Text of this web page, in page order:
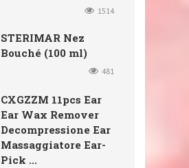
1514
STERIMAR Nez
Bouché (100 ml)
481
CXGZZM 11pcs Ear
Ear Wax Remover
Decompressione Ear
Massaggiatore Ear-
Pick ...